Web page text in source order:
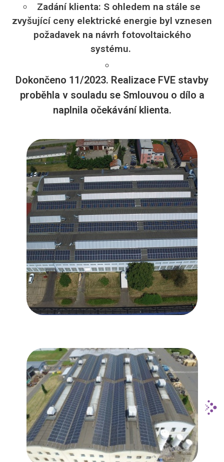
Zadání klienta: S ohledem na stále se
zvyšující ceny elektrické energie byl vznesen
požadavek na návrh fotovoltaického
systému.
Dokončeno 11/2023. Realizace FVE stavby
proběhla v souladu se Smlouvou o dílo a
naplnila očekávání klienta.